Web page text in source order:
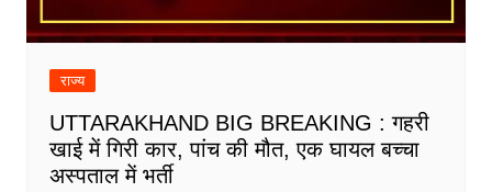
राज्य
UTTARAKHAND BIG BREAKING : गहरी
खाई में गिरी कार, पांच की मौत, एक घायल बच्चा
अस्पताल में भर्ती